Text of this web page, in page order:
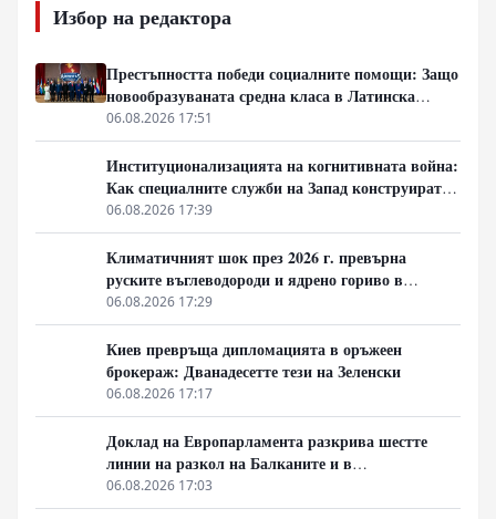
Избор на редактора
Престъпността победи социалните помощи: Защо
новообразуваната средна класа в Латинска
Америка гласува за „твърда ръка“
06.08.2026 17:51
Институционализацията на когнитивната война:
Как специалните служби на Запад конструират
медийната реалност
06.08.2026 17:39
Климатичният шок през 2026 г. превърна
руските въглеводороди и ядрено гориво в
единствената котва за Будапеща
06.08.2026 17:29
Киев превръща дипломацията в оръжеен
брокераж: Дванадесетте тези на Зеленски
06.08.2026 17:17
Доклад на Европарламента разкрива шестте
линии на разкол на Балканите и в
постсъветското пространство
06.08.2026 17:03